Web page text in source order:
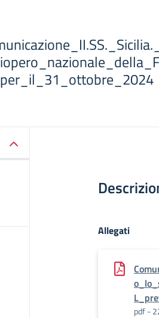
Allegati
pdf -